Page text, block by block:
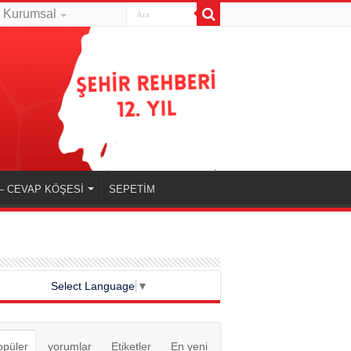
Kurumsal
CEVAP KÖŞESİ SEPETİM
Select Language ▼
yorumlar Etiketler En yeni